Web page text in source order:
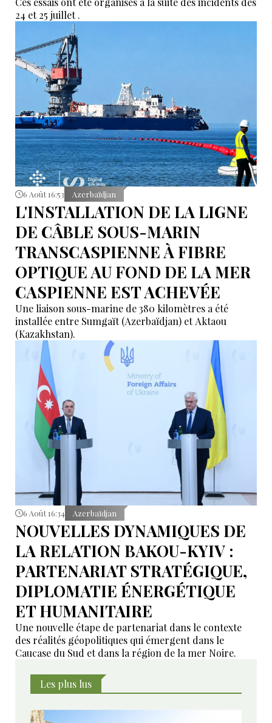
24 et 25 juillet .
6 Août 16:53 Azerbaïdjan
L'INSTALLATION DE LA LIGNE
DE CÂBLE SOUS-MARIN
TRANSCASPIENNE À FIBRE
OPTIQUE AU FOND DE LA MER
CASPIENNE EST ACHEVÉE
Une liaison sous-marine de 380 kilomètres a été
installée entre Sumgaït (Azerbaïdjan) et Aktaou
(Kazakhstan).
6 Août 16:34 Azerbaïdjan
NOUVELLES DYNAMIQUES DE
LA RELATION BAKOU-KYIV :
PARTENARIAT STRATÉGIQUE,
DIPLOMATIE ÉNERGÉTIQUE
ET HUMANITAIRE
Une nouvelle étape de partenariat dans le contexte
des réalités géopolitiques qui émergent dans le
Caucase du Sud et dans la région de la mer Noire.
Les plus lus